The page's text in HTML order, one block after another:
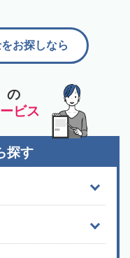
の
ビス
お探しなら
探す